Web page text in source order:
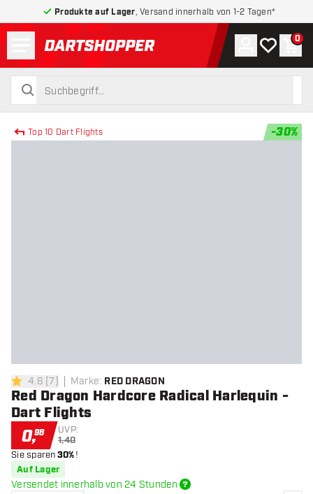
Produkte auf Lager , Versand innerhalb von 1-2 Tagen*
zurück zur Startseite
suchen
suchen
Konto
Meine 0
Top 10 Dart Flights -30%
4.6 Bewertungssterne
4.6 [7] Marke: RED DRAGON
Red Dragon Hardcore Radical Harlequin -
Dart Flights
0,98 UVP:
1,40
Sie sparen30%!
Auf Lager
Versendet innerhalb von 24 Stunden